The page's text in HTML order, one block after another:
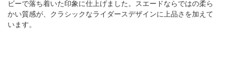
ビーで落ち着いた印象に仕上げました。スエードならではの柔ら
かい質感が、クラシックなライダースデザインに上品さを加えて
います。